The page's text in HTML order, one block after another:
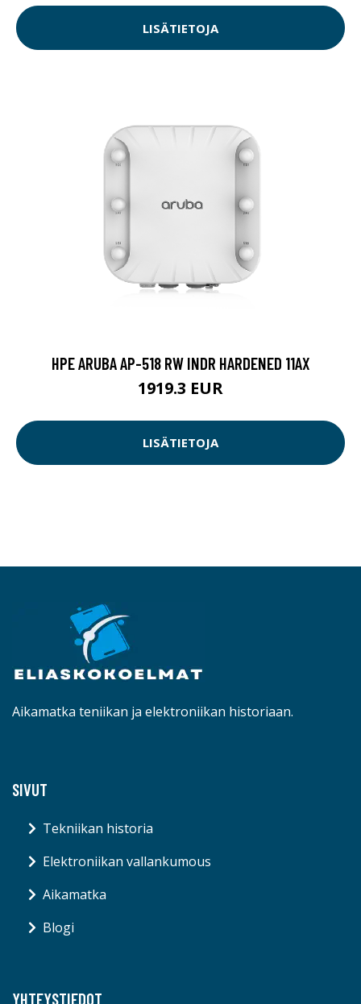
LISÄTIETOJA
HPE ARUBA AP-518 RW INDR HARDENED 11AX
1919.3 EUR
LISÄTIETOJA
Aikamatka teniikan ja elektroniikan historiaan.
SIVUT
Tekniikan historia
Elektroniikan vallankumous
Aikamatka
Blogi
YHTEYSTIEDOT